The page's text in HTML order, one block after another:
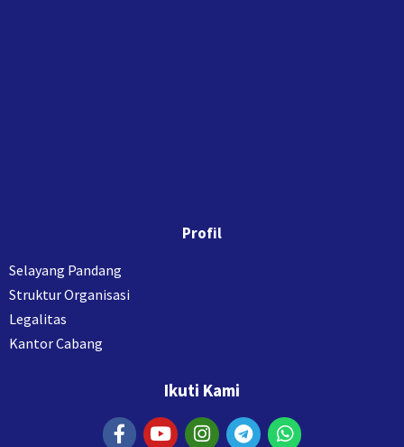
Profil
Selayang Pandang
Struktur Organisasi
Legalitas
Kantor Cabang
Ikuti Kami